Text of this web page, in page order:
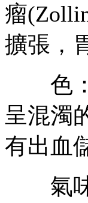
瘤
擴張，
色：
呈混濁
有出血
氣味